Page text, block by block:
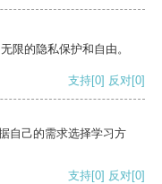
限的隐私保护和自由。
支持[0] 反对[0]
自己的需求选择学习方
支持[0] 反对[0]